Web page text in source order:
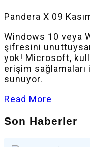
Pandera X 09
Windows 10 veya
şifresini
yok! Microsoft,
erişim
sunuyor.
Read More
Son Haberler